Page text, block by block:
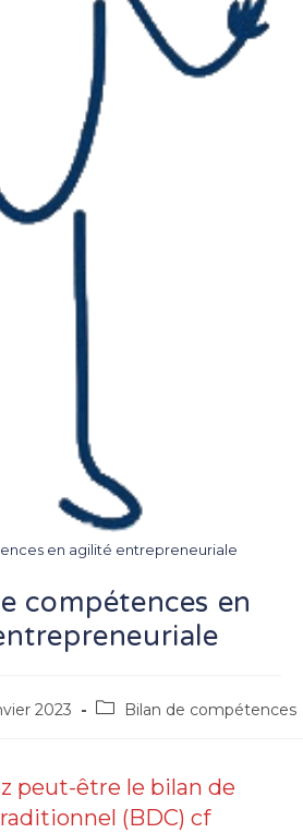
en agilité entrepreneuriale
compétences en
2023
PostBilan de compétences
peut-être le bilan de
(BDC) cf